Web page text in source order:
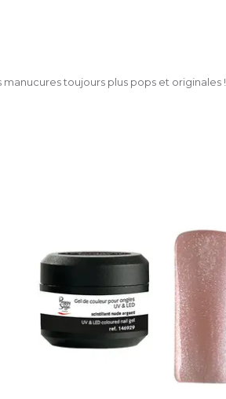
toujours plus pops et originales !